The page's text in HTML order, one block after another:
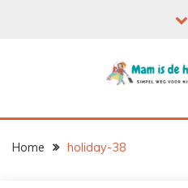
Home holiday-38